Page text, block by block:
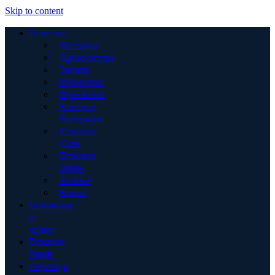
Skip to content
Почетна
Историја
Архитектура
Звоник
Иконостас
Фрескопис
Епископ
Валеријан
Епископ
Сава
Епископ
Јован
Успење
Кивот
Понашање
у
храму
Владика
Јован
Парохије